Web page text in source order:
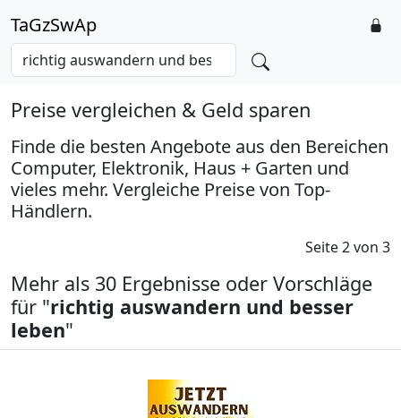
TaGzSwAp
Preise vergleichen & Geld sparen
Finde die besten Angebote aus den Bereichen
Computer, Elektronik, Haus + Garten und
vieles mehr. Vergleiche Preise von Top-
Händlern.
Seite 2 von 3
Mehr als 30 Ergebnisse oder Vorschläge
für "richtig auswandern und besser
leben"